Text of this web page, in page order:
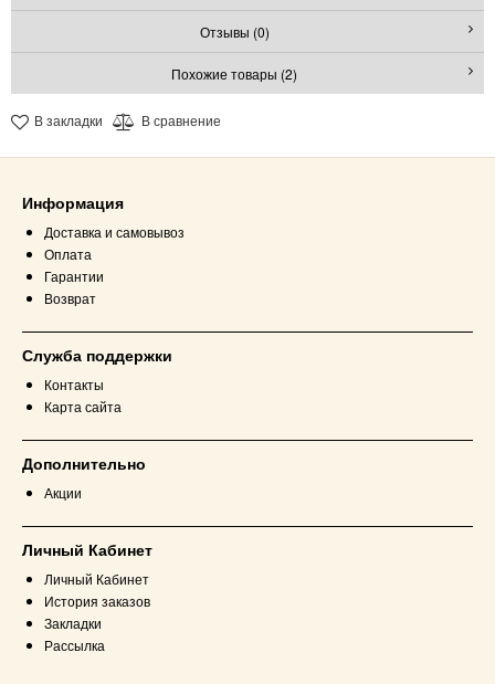
Отзывы (0)
Похожие товары (2)
В закладки В сравнение
Информация
Доставка и самовывоз
Оплата
Гарантии
Возврат
Служба поддержки
Контакты
Карта сайта
Дополнительно
Акции
Личный Кабинет
Личный Кабинет
История заказов
Закладки
Рассылка